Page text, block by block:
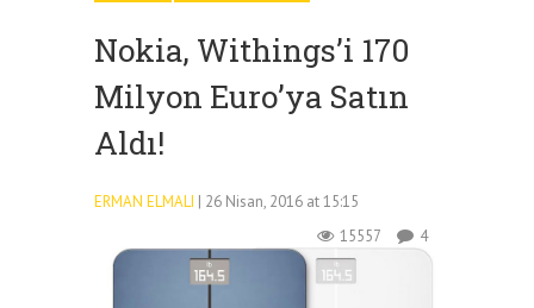
Nokia, Withings’i 170
Milyon Euro’ya Satın
Aldı!
ERMAN ELMALI | 26 Nisan, 2016 at 15:15
15557
4